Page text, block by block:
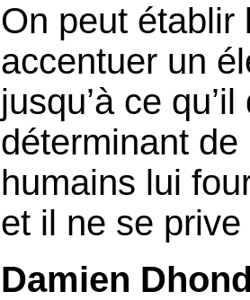
On peut établir
accentuer un
jusqu’à ce
déterminant de
humains lui
et il ne se
Damien